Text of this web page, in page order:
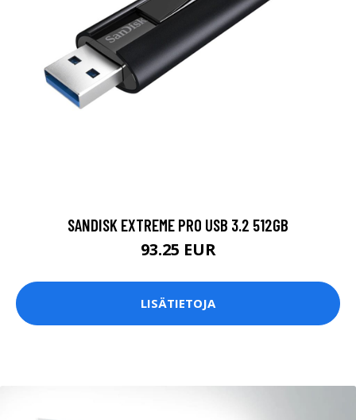
SANDISK EXTREME PRO USB 3.2 512GB
93.25 EUR
LISÄTIETOJA